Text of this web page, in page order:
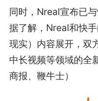
同时，Nreal宣布已
据了解，Nreal和快
现实）内容展开，双
中长视频等领域的全
商报、鞭牛士）